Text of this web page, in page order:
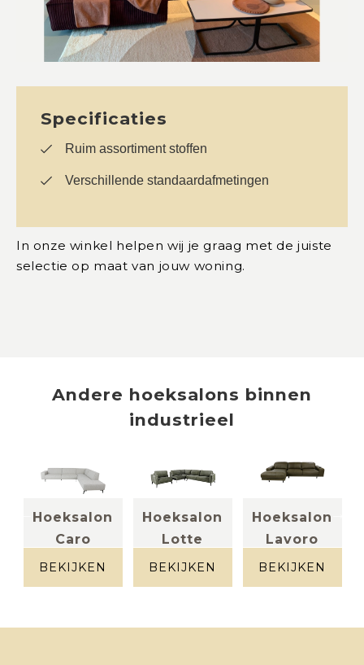
Specificaties
Ruim assortiment stoffen
Verschillende standaardafmetingen
In onze winkel helpen wij je graag met de juiste
selectie op maat van jouw woning.
Andere hoeksalons binnen
industrieel
Hoeksalon
Caro
BEKIJKEN
Hoeksalon
Lotte
BEKIJKEN
Hoeksalon
Lavoro
BEKIJKEN